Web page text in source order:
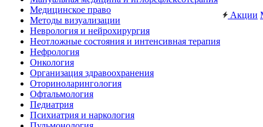
Медицинское право
Методы визуализации
Неврология и нейрохирургия
Неотложные состояния и интенсивная терапия
Нефрология
Онкология
Организация здравоохранения
Оториноларингология
Офтальмология
Педиатрия
Психиатрия и наркология
Акции